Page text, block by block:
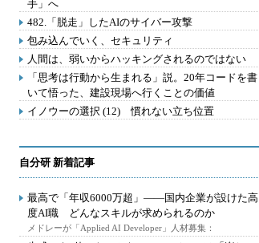
手」へ
482.「脱走」したAIのサイバー攻撃
包み込んでいく、セキュリティ
人間は、弱いからハッキングされるのではない
「思考は行動から生まれる」説。20年コードを書
いて悟った、建設現場へ行くことの価値
イノウーの選択 (12) 慣れない立ち位置
自分研 新着記事
最高で「年収6000万超」――国内企業が設けた高
度AI職 どんなスキルが求められるのか
メドレーが「Applied AI Developer」人材募集：